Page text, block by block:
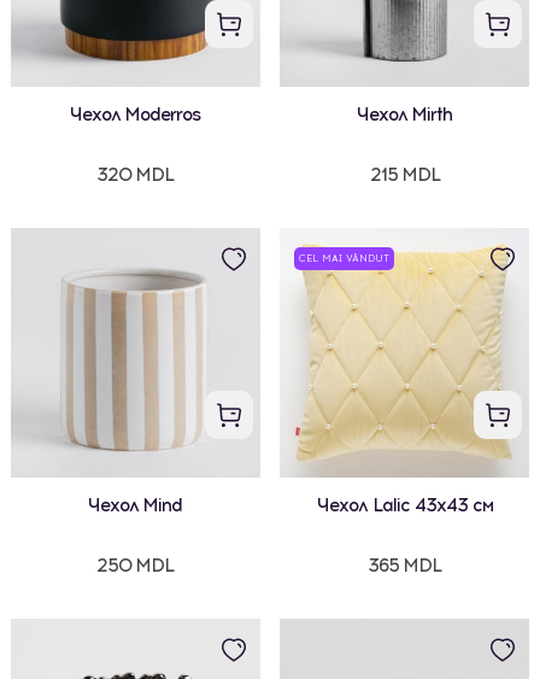
Чехол Moderros
320 MDL
Чехол Mirth
215 MDL
Чехол Mind
250 MDL
CEL MAI VÂNDUT
Чехол Lalic 43x43 см
365 MDL